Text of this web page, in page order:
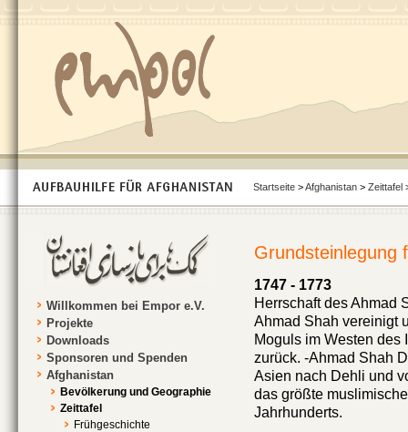
Startseite >Afghanistan > Zeittafel
Willkommen bei Empor e.V.
Projekte
Downloads
Sponsoren und Spenden
Afghanistan
Bevölkerung und Geographie
Zeittafel
Frühgeschichte
Grundsteinlegung
1747 - 1773
Herrschaft des Ahmad
Ahmad Shah vereinigt
Moguls im Westen des
zurück. -Ahmad Shah
Asien nach Dehli und
das größte
Jahrhunderts.